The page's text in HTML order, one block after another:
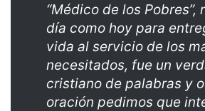
“Médico de los Pobres”,
día como hoy para
vida al servicio de los
necesitados, fue un
cristiano de palabras y
oración pedimos que